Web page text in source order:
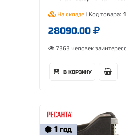
На складе | Код товара:
28090.00
7363 человек
В КОРЗИНУ
1 ГОД